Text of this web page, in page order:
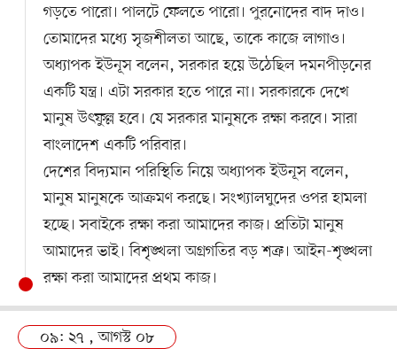
গড়তে পারো। পালটে ফেলতে পারো। পুরনোদের বাদ দাও।
তোমাদের মধ্যে সৃজশীলতা আছে, তাকে কাজে লাগাও।
অধ্যাপক ইউনূস বলেন, সরকার হয়ে উঠেছিল দমনপীড়নের
একটি যন্ত্র। এটা সরকার হতে পারে না। সরকারকে দেখে
মানুষ উৎফুল্ল হবে। যে সরকার মানুষকে রক্ষা করবে। সারা
বাংলাদেশ একটি পরিবার।
দেশের বিদ্যমান পরিস্থিতি নিয়ে অধ্যাপক ইউনূস বলেন,
মানুষ মানুষকে আক্রমণ করছে। সংখ্যালঘুদের ওপর হামলা
হচ্ছে। সবাইকে রক্ষা করা আমাদের কাজ। প্রতিটা মানুষ
আমাদের ভাই। বিশৃঙ্খলা অগ্রগতির বড় শত্রু। আইন-শৃঙ্খলা
রক্ষা করা আমাদের প্রথম কাজ।
০৯: ২৭ , আগস্ট ০৮